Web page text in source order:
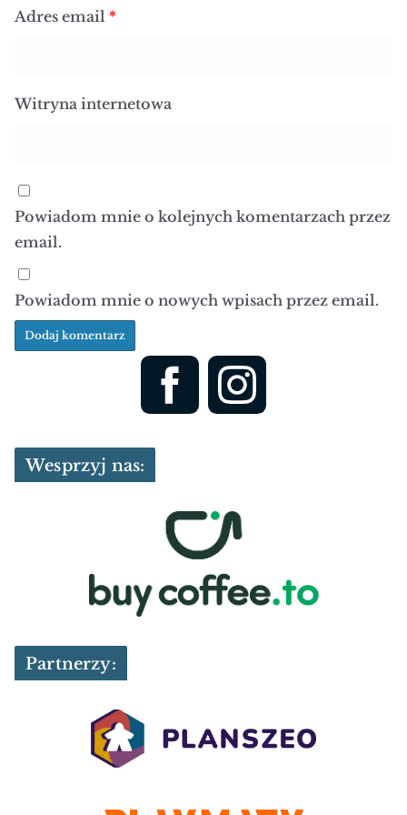
Adres email *
Witryna internetowa
Powiadom mnie o kolejnych komentarzach przez
email.
Powiadom mnie o nowych wpisach przez email.
Wesprzyj nas:
Partnerzy: